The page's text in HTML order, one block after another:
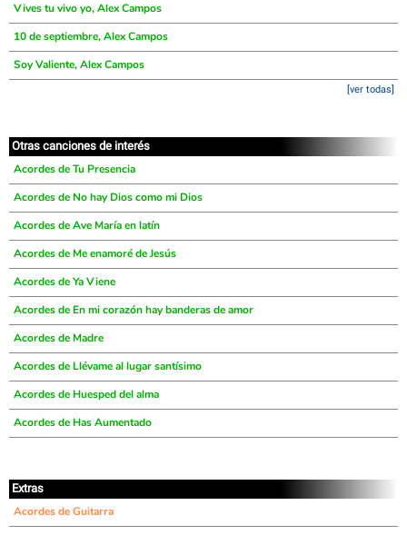
Vives tu vivo yo, Alex Campos
10 de septiembre, Alex Campos
Soy Valiente, Alex Campos
[ver todas]
Otras canciones de interés
Acordes de Tu Presencia
Acordes de No hay Dios como mi Dios
Acordes de Ave María en latín
Acordes de Me enamoré de Jesús
Acordes de Ya Viene
Acordes de En mi corazón hay banderas de amor
Acordes de Madre
Acordes de Llévame al lugar santísimo
Acordes de Huesped del alma
Acordes de Has Aumentado
Extras
Acordes de Guitarra